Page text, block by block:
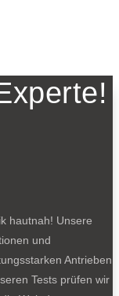
hautnah! Unsere
und
Antrieben
Tests prüfen wir